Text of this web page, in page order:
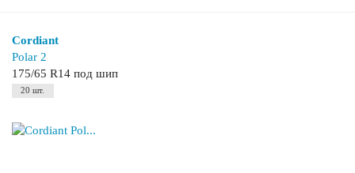
Cordiant
Polar 2
175/65 R14 под шип
20 шт.